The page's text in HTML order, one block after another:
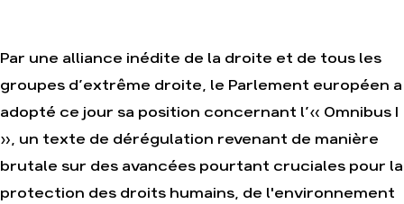
Agir
Faire un don
S'engager sur le
campagnes
Nos
thématiques
Climat – Énergie
Surproduction
Par une alliance inédite de la droite et de tous les
groupes d’extrême droite, le Parlement européen a
adopté ce jour sa position concernant l’« Omnibus I
», un texte de dérégulation revenant de manière
brutale sur des avancées pourtant cruciales pour la
protection des droits humains, de l'environnement